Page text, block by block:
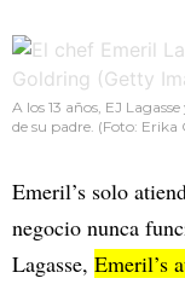
A los 13 años, EJ
de su padre. (Foto:
Emeril’s solo
negocio nunca
Lagasse, Emeril’s